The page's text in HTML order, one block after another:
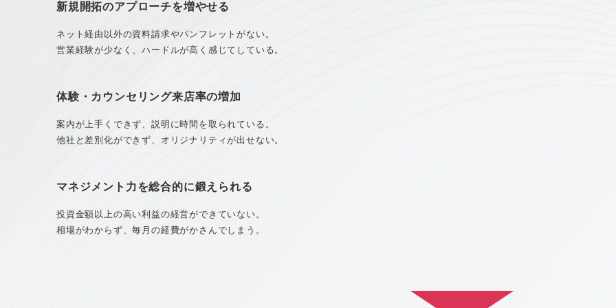
新規開拓のアプローチを増やせる
ネット経由以外の資料請求やパンフレットがない。
営業経験が少なく、ハードルが高く感じてしている。
体験・カウンセリング来店率の増加
案内が上手くできず、説明に時間を取られている。
他社と差別化ができず、オリジナリティが出せない。
マネジメント力を総合的に鍛えられる
投資金額以上の高い利益の経営ができていない。
相場がわからず、毎月の経費がかさんでしまう。